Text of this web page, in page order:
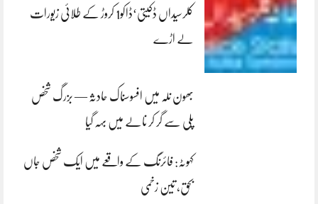
کلرسیداں ڈکیتی‘ڈاکو1 کروڑ کے طلائی زیورات
لے اڑے
بھون نلہ میں افسوسناک حادثہ — بزرگ شخص
پلی سے گر کر نالے میں بہہ گیا
کہوٹہ: فائرنگ کے واقعے میں ایک شخص جاں
بحق، تین زخمی